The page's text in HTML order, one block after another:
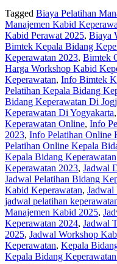
Tagged Biaya Pelatihan
Manajemen Kabid
Kabid Perawat 2025, Biaya
Bimtek Kepala Bidang
Keperawatan 2023, Bimtek
Harga Workshop Kabid
Keperawatan, Info Bimtek
Pelatihan Kepala Bidang
Bidang Keperawatan Di
Keperawatan Di Yogyakarta,
Keperawatan Online, Info
2023, Info Pelatihan Online
Pelatihan Online Kepala
Kepala Bidang Keperawatan
Keperawatan 2023, Jadwal
Jadwal Pelatihan Bidang
Kabid Keperawatan, Jadwal
jadwal pelatihan
Manajemen Kabid 2025,
Keperawatan 2024, Jadwal
2025, Jadwal Workshop
Keperawatan, Kepala
Kepala Bidang